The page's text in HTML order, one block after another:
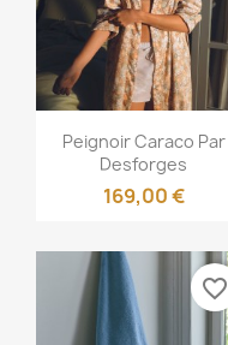
Aperçu rapide
Peignoir Caraco Par
Desforges
169,00 €
favorite_border